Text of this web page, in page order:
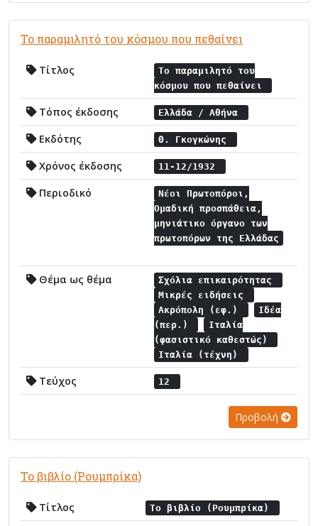
Το παραμιλητό του κόσμου που πεθαίνει
Τίτλος
Το παραμιλητό του
κόσμου που πεθαίνει
Τόπος έκδοσης Ελλάδα / Αθήνα
Εκδότης Θ. Γκογκώνης
Χρόνος έκδοσης 11-12/1932
Περιοδικό
Νέοι Πρωτοπόροι,
Ομαδική προσπάθεια,
μηνιάτικο όργανο των
πρωτοπόρων της Ελλάδας
Θέμα ως θέμα
Σχόλια επικαιρότητας
Μικρές ειδήσεις
Ακρόπολη (εφ.)
Ιδέα
(περ.)
Ιταλία
(φασιστικό καθεστώς)
Ιταλία (τέχνη)
Τεύχος 12
Προβολή
Το βιβλίο (Ρουμπρίκα)
Τίτλος Το βιβλίο (Ρουμπρίκα)